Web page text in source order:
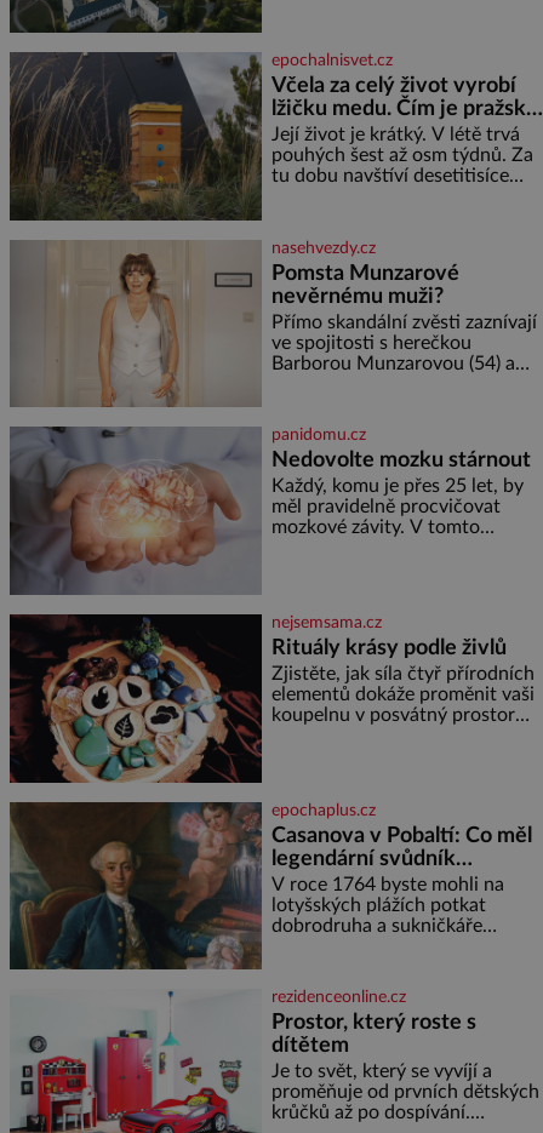
jediného dne můžete
nahlédnout do útrob jedné z
nejvýznamnějších vodních
elektráren v Evropě, vydat se na
horské hřebeny, projet se na
koloběžce a den zakončit
poznáváním památek ve
epochalnisvet.cz
Včela za celý život vyrobí
lžičku medu. Čím je pražský
med ze střech tak ceněný?
Její život je krátký. V létě trvá
pouhých šest až osm týdnů. Za
tu dobu navštíví desetitisíce
medu – zhruba jednu čajovou
lžičku. Sama o sobě se může
zdát bezvýznamná. Teprve když
se spojí s dalšími desítkami tisíc
příslušnic svého včelstva,
vznikne jeden z
nejdokonalejších organismů
nasehvezdy.cz
Pomsta Munzarové
nevěrnému muži?
Přímo skandální zvěsti zaznívají
ve spojitosti s herečkou
Barborou Munzarovou (54) a
viděna s jakýmsi sympaťákem, s
nímž se velmi družně, až d
panidomu.cz
Nedovolte mozku stárnout
Každý, komu je přes 25 let, by
měl pravidelně procvičovat
mozkové závity. V tomto
marně v paměti lovíte název
knížky, kterou jste nedávno
přečetli. Je to opravdu tak, s
věkem jako kdyby se paměť
rozhodla stávkovat. Cvičte
nejsemsama.cz
Rituály krásy podle živlů
Zjistěte, jak síla čtyř přírodních
elementů dokáže proměnit vaši
koupelnu v posvátný prostor
nese otisk vesmíru, který se
projevuje nejen v naší povaze,
ale i v potřebách naší pokožky.
Ohnivá znamení Ženy narozené
ve znamení Berana, Lva a
Střelce v sobě nesou žár,
epochaplus.cz
Casanova v Pobaltí: Co měl
legendární svůdník
společného se svobodnými
zednáři?
V roce 1764 byste mohli na
lotyšských plážích potkat
dobrodruha a sukničkáře
turistickým výletem, ale ryze
pracovní cestou se zištnými
úmysly. Jaký cíl Casanova
sledoval, když se například
procházel uličkami lotyšské
Rigy? Casanova v Pobaltí
kontaktoval tamní zednářské
rezidenceonline.cz
Prostor, který roste s
dítětem
Je to svět, který se vyvíjí a
proměňuje od prvních dětských
krůčků až po dospívání.